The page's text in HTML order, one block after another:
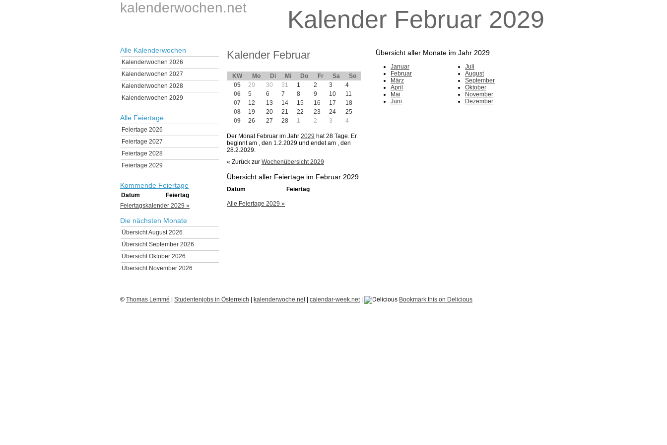
kalenderwochen.net Kalender Februar 2029
Alle Kalenderwochen
Kalenderwochen 2026
Kalenderwochen 2027
Kalenderwochen 2028
Kalenderwochen 2029
Alle Feiertage
Feiertage 2026
Feiertage 2027
Feiertage 2028
Feiertage 2029
Kommende Feiertage
Datum
Feiertag
Feiertagskalender 2029 »
Die nächsten Monate
Übersicht August 2026
Übersicht September 2026
Übersicht Oktober 2026
Übersicht November 2026
Übersicht aller Monate im Jahr 2029
Januar
Februar
März
April
Mai
Juni
Juli
August
September
Oktober
November
Dezember
Kalender Februar
KW Mo Di Mi Do Fr Sa
So
05
29 30 31 1 2 3
4
06
5 6 7 8 9 10
11
07
12 13 14 15 16 17
18
08
19 20 21 22 23 24
25
09
26 27 28 1 2 3 4
Der Monat Februar im Jahr 2029 hat 28 Tage. Er
beginnt am , den 1.2.2029 und endet am , den
28.2.2029.
« Zurück zur Wochenübersicht 2029
Übersicht aller Feiertage im Februar 2029
Datum Feiertag
Alle Feiertage 2029 »
© Thomas Lemmé Studentenjobs in Österreich kalenderwoche.net| calendar-week.net| Bookmark this on Delicious